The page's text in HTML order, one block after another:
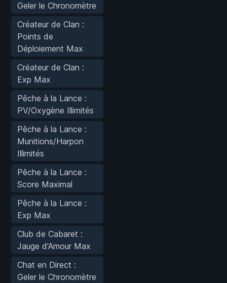
Geler le Chronomètre
Créateur de Clan :
Points de
Déploiement Max
Créateur de Clan :
Exp Max
Pêche à la Lance :
PV/Oxygène Illimités
Pêche à la Lance :
Munitions/Harpon
Illimités
Pêche à la Lance :
Score Maximal
Pêche à la Lance :
Exp Max
Club de Cabaret :
Jauge d'Amour Max
Chat en Direct :
Geler le Chronomètre